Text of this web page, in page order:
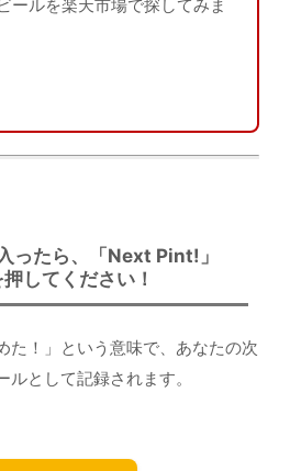
ールを楽天市場で探してみま
ったら、「Next Pint!」
してください！
た！」という意味で、あなたの次
ルとして記録されます。